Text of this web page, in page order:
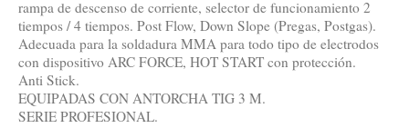
rampa de descenso de corriente, selector de funcionamiento 2
tiempos / 4 tiempos. Post Flow, Down Slope (Pregas, Postgas).
Adecuada para la soldadura MMA para todo tipo de electrodos
con dispositivo ARC FORCE, HOT START con protección.
Anti Stick.
EQUIPADAS CON ANTORCHA TIG 3 M.
SERIE PROFESIONAL.